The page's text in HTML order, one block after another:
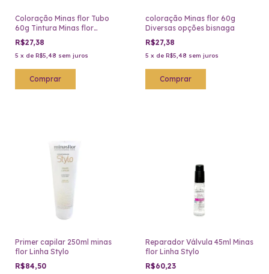
Coloração Minas flor Tubo
60g Tintura Minas flor
Bisnaga
R$27,38
5 x de R$5,48 sem juros
Comprar
coloração Minas flor 60g
Diversas opções bisnaga
R$27,38
5 x de R$5,48 sem juros
Primer capilar 250ml minas
flor Linha Stylo
R$84,50
Reparador Válvula 45ml Minas
flor Linha Stylo
R$60,23